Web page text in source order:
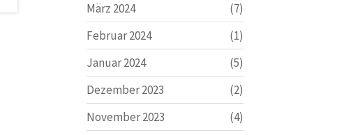
März 2024
(7)
Februar 2024
(1)
Januar 2024
(5)
Dezember 2023
(2)
November 2023
(4)